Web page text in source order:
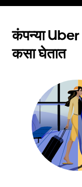
कंपन्या
कसा घेतात